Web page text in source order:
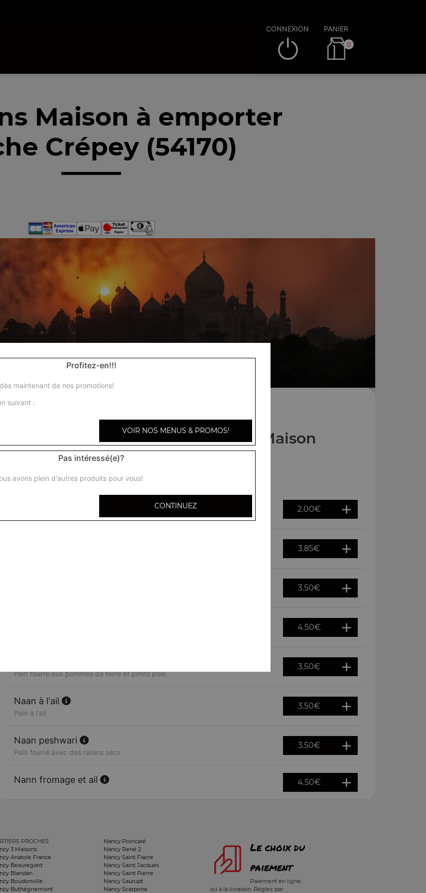
CONNEXION PANIER
0
Maison à emporter
Crépey (54170)
Nos Pains Maison
2.00€
3.85€
3.50€
4.50€
Pain fourré aux pommes de terre et petits pois
3.50€
Naan à l'ail
Pain à l'ail
3.50€
Naan peshwari
Pain fourré avec des raisins secs
3.50€
Nann fromage et ail 4.50€
PROCHES
3 Maisons
Anatole France
Beauregard
Blandan
Boudonville
Buthégnemont
Nancy Poincaré
Nancy René 2
Nancy Saint Fiacre
Nancy Saint Jacques
Nancy Saint Pierre
Nancy Saurupt
Nancy Scarpone
Le choix du
paiement
Paiement en ligne
ou à la livraison. Réglez par
Profitez-en!!!
maintenant de nos promotions!
suivant :
VOIR NOS MENUS & PROMOS!
Pas intéressé(e)?
avons plein d'autres produits pour vous!
CONTINUEZ